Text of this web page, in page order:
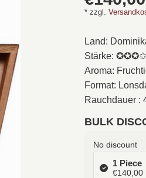
* zzgl.
Land:
Stärke:
Aroma:
Format:
Rauchdauer :
BULK
No discount
1 Piece
€140,00